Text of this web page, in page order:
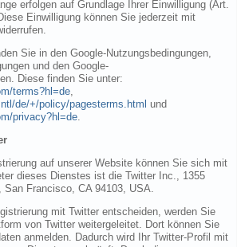
erfolgen auf Grundlage Ihrer Einwilligung (Art.
Einwilligung können Sie jederzeit mit
Sie in den Google-Nutzungsbedingungen,
und den Google-
Diese finden Sie unter:
terms?hl=de,
de/+/policy/pagesterms.html und
privacy?hl=de.
auf unserer Website können Sie sich mit
dieses Dienstes ist die Twitter Inc., 1355
San Francisco, CA 94103, USA.
mit Twitter entscheiden, werden Sie
von Twitter weitergeleitet. Dort können Sie
anmelden. Dadurch wird Ihr Twitter-Profil mit